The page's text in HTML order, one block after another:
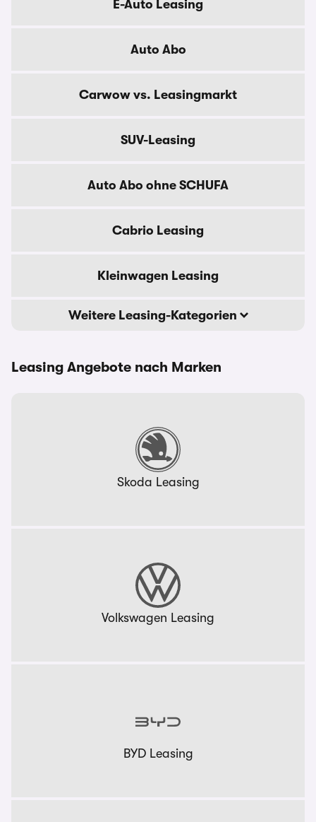
E-Auto Leasing
Auto Abo
Carwow vs. Leasingmarkt
SUV-Leasing
Auto Abo ohne SCHUFA
Cabrio Leasing
Kleinwagen Leasing
Weitere Leasing-Kategorien
Leasing Angebote nach Marken
Skoda Leasing
Volkswagen Leasing
BYD Leasing